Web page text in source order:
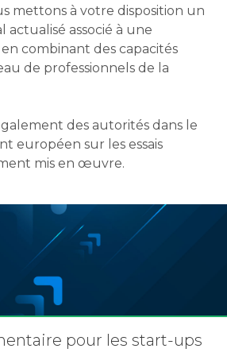
mettons à votre disposition un
actualisé associé à une
combinant des capacités
de professionnels de la
des autorités dans le
européen sur les essais
mis en œuvre.
pour les start-ups